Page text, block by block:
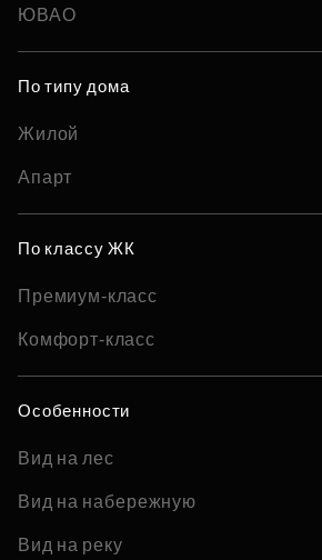
ЮВАО
По типу дома
Жилой
Апарт
По классу ЖК
Премиум-класс
Комфорт-класс
Особенности
Вид на лес
Вид на набережную
Вид на реку